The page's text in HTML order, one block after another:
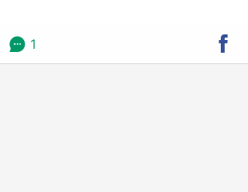
『薬屋のひとりごと』の〝
む 六本木ヒルズ展望台でコ
1